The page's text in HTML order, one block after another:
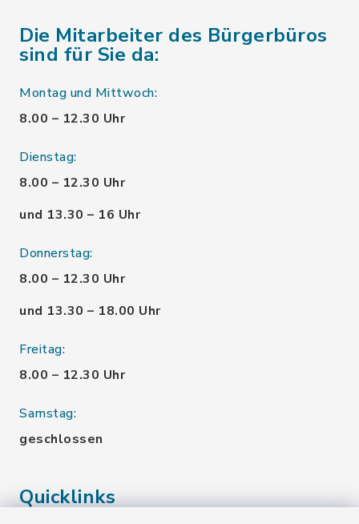
Die Mitarbeiter des Bürgerbüros
sind für Sie da:
Montag und Mittwoch:
8.00 – 12.30 Uhr
Dienstag:
8.00 – 12.30 Uhr
und 13.30 – 16 Uhr
Donnerstag:
8.00 – 12.30 Uhr
und 13.30 – 18.00 Uhr
Freitag:
8.00 – 12.30 Uhr
Samstag:
geschlossen
Quicklinks